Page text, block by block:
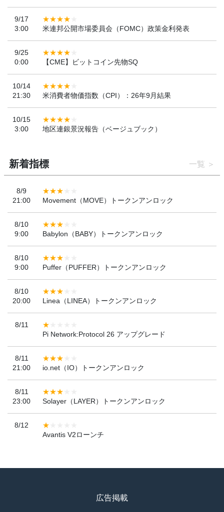
9/17
3:00
米連邦公開市場委員会（FOMC）政策金利発表
9/25
0:00
【CME】ビットコイン先物SQ
10/14
21:30
米消費者物価指数（CPI）：26年9月結果
10/15
3:00
地区連銀景況報告（ベージュブック）
新着指標 一覧
8/9
21:00
Movement（MOVE）トークンアンロック
8/10
9:00
Babylon（BABY）トークンアンロック
8/10
9:00
Puffer（PUFFER）トークンアンロック
8/10
20:00
Linea（LINEA）トークンアンロック
8/11
Pi Network:Protocol 26 アップグレード
8/11
21:00
io.net（IO）トークンアンロック
8/11
23:00
Solayer（LAYER）トークンアンロック
8/12
Avantis V2ローンチ
広告掲載